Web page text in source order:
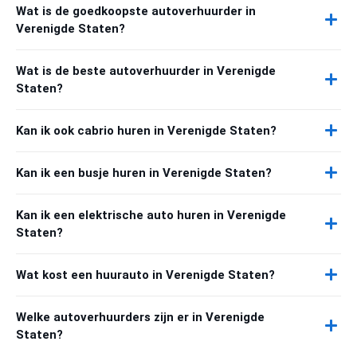
Wat is de goedkoopste autoverhuurder in
Verenigde Staten?
Wat is de beste autoverhuurder in Verenigde
Staten?
Kan ik ook cabrio huren in Verenigde Staten?
Kan ik een busje huren in Verenigde Staten?
Kan ik een elektrische auto huren in Verenigde
Staten?
Wat kost een huurauto in Verenigde Staten?
Welke autoverhuurders zijn er in Verenigde
Staten?